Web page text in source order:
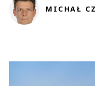
MICHAŁ